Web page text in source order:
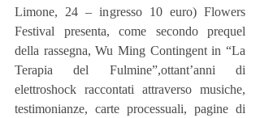
Limone, 24 – ingresso 10 euro) Flowers
Festival presenta, come secondo prequel
della rassegna, Wu Ming Contingent in “La
Terapia del Fulmine”,ottant’anni di
elettroshock raccontati attraverso musiche,
testimonianze, carte processuali, pagine di